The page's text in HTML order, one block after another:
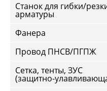
Станок для гибки/
арматуры
Фанера
Провод ПНСВ/ПГПЖ
Сетка, тенты, ЗУС
(защитно-